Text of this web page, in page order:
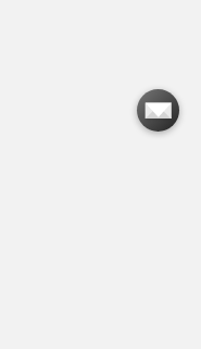
drevo a
riešenia pre